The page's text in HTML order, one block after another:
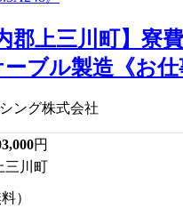
郡上三川町】寮
ブル製造《お仕
ング株式会社
円
三川町
）